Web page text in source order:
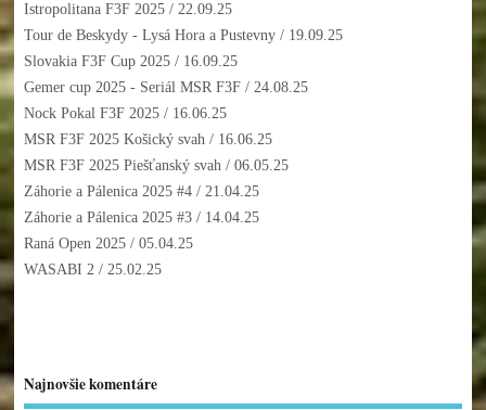
Istropolitana F3F 2025/ 22.09.25
Tour de Beskydy - Lysá Hora a Pustevny/ 19.09.25
Slovakia F3F Cup 2025/ 16.09.25
Gemer cup 2025 - Seriál MSR F3F/ 24.08.25
Nock Pokal F3F 2025/ 16.06.25
MSR F3F 2025 Košický svah/ 16.06.25
MSR F3F 2025 Piešťanský svah/ 06.05.25
Záhorie a Pálenica 2025 #4/ 21.04.25
Záhorie a Pálenica 2025 #3/ 14.04.25
Raná Open 2025/ 05.04.25
WASABI 2/ 25.02.25
Najnovšie komentáre